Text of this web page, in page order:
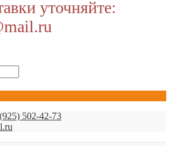
уточняйте:
502-42-73